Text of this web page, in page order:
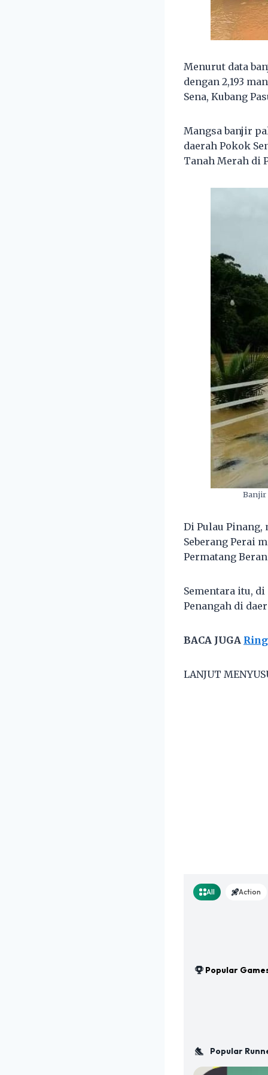
Menurut data
dengan 2,193
Sena, Kubang
Mangsa banjir
daerah Pokok
Tanah Merah di
Banjir
Di Pulau Pinang,
Seberang Perai
Permatang
Sementara itu, di
Penangah di
BACA JUGA
LANJUT